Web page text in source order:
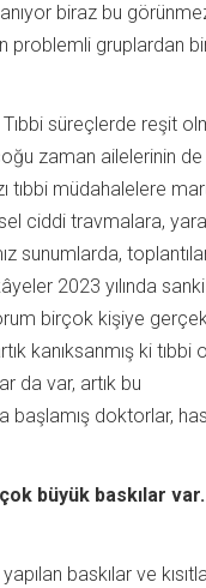
biraz bu
problemli gruplardan
süreçlerde reşit
zaman ailelerinin
tıbbi müdahalelere
ciddi travmalara,
sunumlarda,
2023 yılında sanki
birçok kişiye gerçek
kanıksanmış ki tıbbi
da var, artık bu
başlamış doktorlar,
büyük baskılar var.
baskılar ve